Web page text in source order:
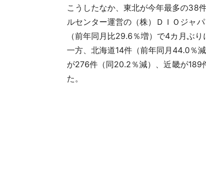
こうしたなか、東北が今年最多の38
ルセンター運営の（株）ＤＩＯジャ
（前年同月比29.6％増）で4カ月ぶ
一方、北海道14件（前年同月44.0％
が276件（同20.2％減）、近畿が189
た。